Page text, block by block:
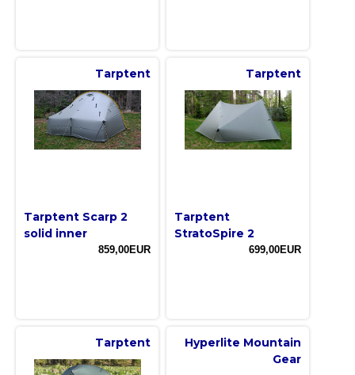
Tarptent
Tarptent Scarp 2
solid inner
859,00EUR
Tarptent
Tarptent
StratoSpire 2
699,00EUR
Tarptent
Hyperlite Mountain
Gear